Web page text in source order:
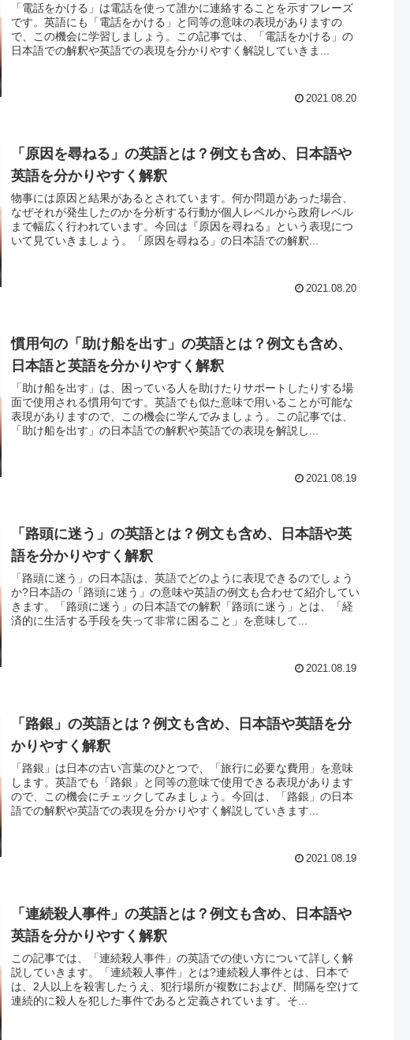
「電話をかける」は電話を使って誰かに連絡することを示すフレーズ
です。英語にも「電話をかける」と同等の意味の表現がありますの
で、この機会に学習しましょう。この記事では、「電話をかける」の
日本語での解釈や英語での表現を分かりやすく解説していきま...
2021.08.20
「原因を尋ねる」の英語とは？例文も含め、日本語や
英語を分かりやすく解釈
物事には原因と結果があるとされています。何か問題があった場合、
なぜそれが発生したのかを分析する行動が個人レベルから政府レベル
まで幅広く行われています。今回は『原因を尋ねる』という表現につ
いて見ていきましょう。「原因を尋ねる」の日本語での解釈...
2021.08.20
慣用句の「助け船を出す」の英語とは？例文も含め、
日本語と英語を分かりやすく解釈
「助け船を出す」は、困っている人を助けたりサポートしたりする場
面で使用される慣用句です。英語でも似た意味で用いることが可能な
表現がありますので、この機会に学んでみましょう。この記事では、
「助け船を出す」の日本語での解釈や英語での表現を解説し...
2021.08.19
「路頭に迷う」の英語とは？例文も含め、日本語や英
語を分かりやすく解釈
「路頭に迷う」の日本語は、英語でどのように表現できるのでしょう
か?日本語の「路頭に迷う」の意味や英語の例文も合わせて紹介してい
きます。「路頭に迷う」の日本語での解釈「路頭に迷う」とは、「経
済的に生活する手段を失って非常に困ること」を意味して...
2021.08.19
「路銀」の英語とは？例文も含め、日本語や英語を分
かりやすく解釈
「路銀」は日本の古い言葉のひとつで、「旅行に必要な費用」を意味
します。英語でも「路銀」と同等の意味で使用できる表現があります
ので、この機会にチェックしてみましょう。今回は、「路銀」の日本
語での解釈や英語での表現を分かりやすく解説していきます...
2021.08.19
「連続殺人事件」の英語とは？例文も含め、日本語や
英語を分かりやすく解釈
この記事では、「連続殺人事件」の英語での使い方について詳しく解
説していきます。「連続殺人事件」とは?連続殺人事件とは、日本で
は、2人以上を殺害したうえ、犯行場所が複数におよび、間隔を空けて
連続的に殺人を犯した事件であると定義されています。そ...